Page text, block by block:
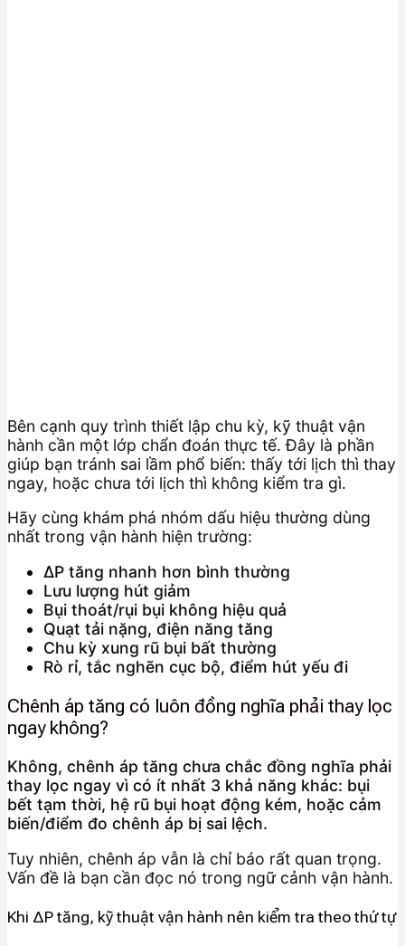
Bên cạnh quy trình thiết lập chu kỳ, kỹ thuật vận
hành cần một lớp chẩn đoán thực tế. Đây là phần
giúp bạn tránh sai lầm phổ biến: thấy tới lịch thì thay
ngay, hoặc chưa tới lịch thì không kiểm tra gì.
Hãy cùng khám phá nhóm dấu hiệu thường dùng
nhất trong vận hành hiện trường:
ΔP tăng nhanh hơn bình thường
Lưu lượng hút giảm
Bụi thoát/rụi bụi không hiệu quả
Quạt tải nặng, điện năng tăng
Chu kỳ xung rũ bụi bất thường
Rò rỉ, tắc nghẽn cục bộ, điểm hút yếu đi
Chênh áp tăng có luôn đồng nghĩa phải thay lọc
ngay không?
Không, chênh áp tăng chưa chắc đồng nghĩa phải
thay lọc ngay vì có ít nhất 3 khả năng khác: bụi
bết tạm thời, hệ rũ bụi hoạt động kém, hoặc cảm
biến/điểm đo chênh áp bị sai lệch.
Tuy nhiên, chênh áp vẫn là chỉ báo rất quan trọng.
Vấn đề là bạn cần đọc nó trong ngữ cảnh vận hành.
Khi ΔP tăng, kỹ thuật vận hành nên kiểm tra theo thứ tự